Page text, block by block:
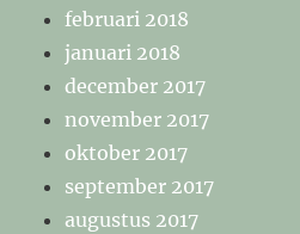
februari 2018
januari 2018
december 2017
november 2017
oktober 2017
september 2017
augustus 2017